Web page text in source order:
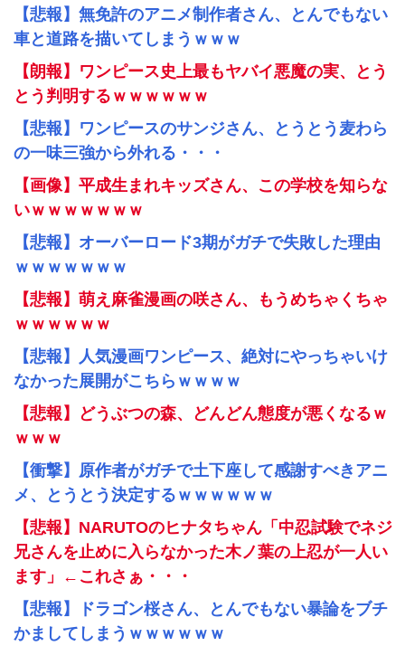
【悲報】無免許のアニメ制作者さん、とんでもない
車と道路を描いてしまうｗｗｗ
【朗報】ワンピース史上最もヤバイ悪魔の実、とう
とう判明するｗｗｗｗｗｗ
【悲報】ワンピースのサンジさん、とうとう麦わら
の一味三強から外れる・・・
【画像】平成生まれキッズさん、この学校を知らな
いｗｗｗｗｗｗｗ
【悲報】オーバーロード3期がガチで失敗した理由
ｗｗｗｗｗｗｗ
【悲報】萌え麻雀漫画の咲さん、もうめちゃくちゃ
ｗｗｗｗｗｗ
【悲報】人気漫画ワンピース、絶対にやっちゃいけ
なかった展開がこちらｗｗｗｗ
【悲報】どうぶつの森、どんどん態度が悪くなるｗ
ｗｗｗ
【衝撃】原作者がガチで土下座して感謝すべきアニ
メ、とうとう決定するｗｗｗｗｗｗ
【悲報】NARUTOのヒナタちゃん「中忍試験でネジ
兄さんを止めに入らなかった木ノ葉の上忍が一人い
ます」←これさぁ・・・
【悲報】ドラゴン桜さん、とんでもない暴論をブチ
かましてしまうｗｗｗｗｗｗ